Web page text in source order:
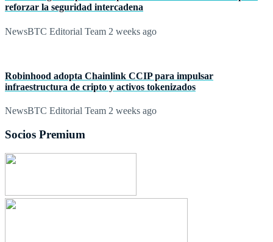
reforzar la seguridad intercadena
NewsBTC Editorial Team 2 weeks ago
Robinhood adopta Chainlink CCIP para impulsar
infraestructura de cripto y activos tokenizados
NewsBTC Editorial Team 2 weeks ago
Socios Premium